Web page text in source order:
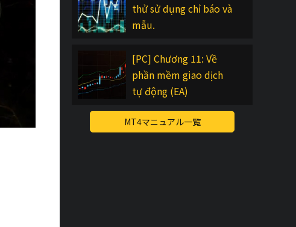
thử sử dụng chỉ báo và
mẫu.
[PC] Chương 11: Về
phần mềm giao dịch
tự động (EA)
MT4マニュアル一覧